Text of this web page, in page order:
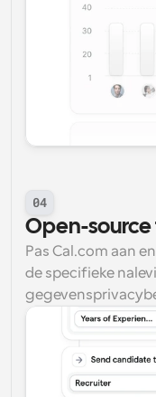
04
Open-
Pas Cal.com aan
de specifieke